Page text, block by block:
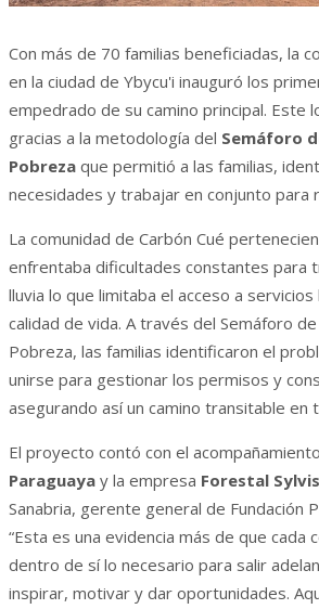
Con más de 70 familias beneficiadas, la
en la ciudad de Ybycu'i inauguró los
empedrado de su camino principal. Este
gracias a la metodología del Semáforo
Pobrezaque permitió a las familias,
necesidades y trabajar en conjunto para
La comunidad de Carbón Cué
enfrentaba dificultades constantes para
lluvia lo que limitaba el acceso a
calidad de vida. A través del Semáforo de
Pobreza, las familias identificaron el
unirse para gestionar los permisos y
asegurando así un camino transitable en
El proyecto contó con el
Paraguayay la empresa Forestal Sylvis
Sanabria, gerente general de Fundación
“Esta es una evidencia más de que cada
dentro de sí lo necesario para salir
inspirar, motivar y dar oportunidades.